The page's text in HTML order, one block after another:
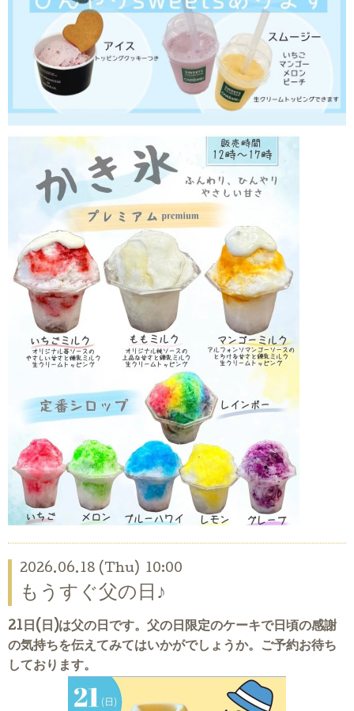
2026.06.18 (Thu) 10:00
もうすぐ父の日♪
21日(日)は父の日です。父の日限定のケーキで日頃の感謝
の気持ちを伝えてみてはいかがでしょうか。ご予約お待ち
しております。